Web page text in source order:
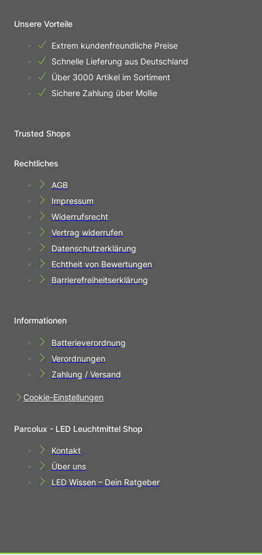
Unsere Vorteile
Extrem kundenfreundliche Preise
Schnelle Lieferung aus Deutschland
Über 3000 Artikel im Sortiment
Sichere Zahlung über Mollie
Trusted Shops
Rechtliches
AGB
Impressum
Widerrufsrecht
Vertrag widerrufen
Datenschutzerklärung
Echtheit von Bewertungen
Barrierefreiheitserklärung
Informationen
Batterieverordnung
Verordnungen
Zahlung / Versand
Cookie-Einstellungen
Parcolux - LED Leuchtmittel Shop
Kontakt
Über uns
LED Wissen – Dein Ratgeber